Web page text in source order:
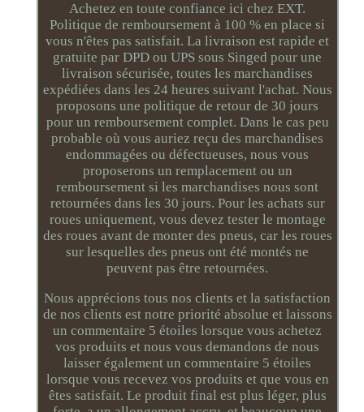
Achetez en toute confiance ici chez EXT.
Politique de remboursement à 100 % en place si
vous n'êtes pas satisfait. La livraison est rapide et
gratuite par DPD ou UPS sous Singed pour une
livraison sécurisée, toutes les marchandises
expédiées dans les 24 heures suivant l'achat. Nous
proposons une politique de retour de 30 jours
pour un remboursement complet. Dans le cas peu
probable où vous auriez reçu des marchandises
endommagées ou défectueuses, nous vous
proposerons un remplacement ou un
remboursement si les marchandises nous sont
retournées dans les 30 jours. Pour les achats sur
roues uniquement, vous devez tester le montage
des roues avant de monter des pneus, car les roues
sur lesquelles des pneus ont été montés ne
peuvent pas être retournées.
Nous apprécions tous nos clients et la satisfaction
de nos clients est notre priorité absolue et laissons
un commentaire 5 étoiles lorsque vous achetez
vos produits et nous vous demandons de nous
laisser également un commentaire 5 étoiles
lorsque vous recevez vos produits et que vous en
êtes satisfait. Le produit final est plus léger, plus